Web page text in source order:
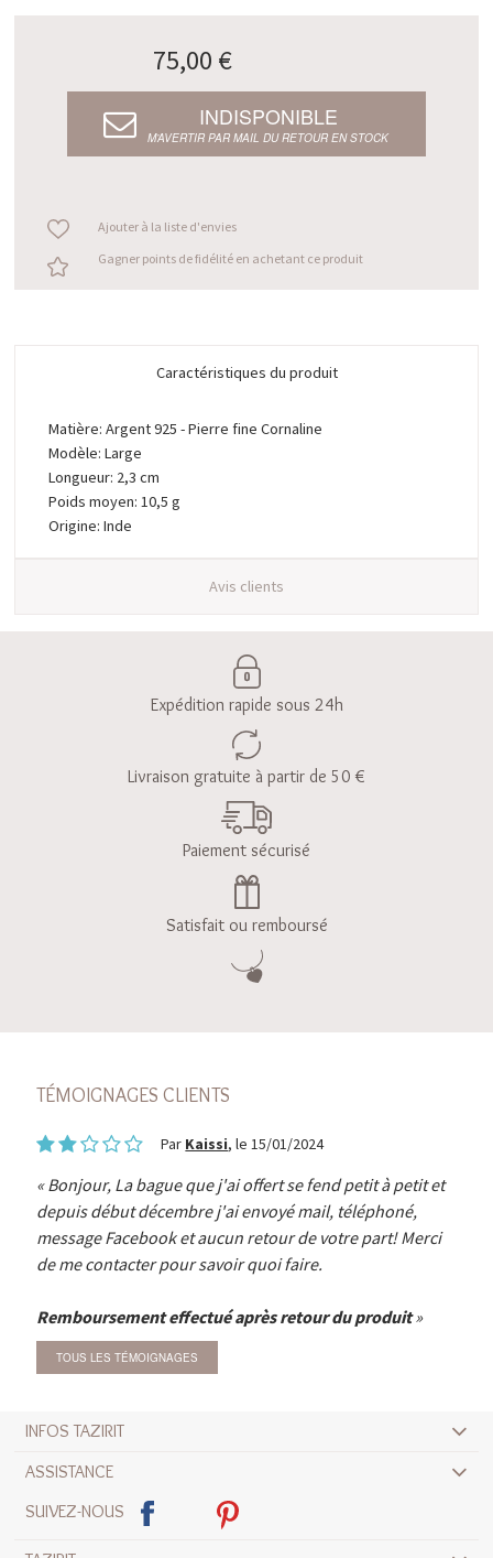
75,00 €
INDISPONIBLE
M’AVERTIR PAR MAIL DU RETOUR EN STOCK
Ajouter à la liste d'envies
Gagner points de fidélité en achetant ce produit
Caractéristiques du produit
Matière: Argent 925 - Pierre fine Cornaline
Modèle: Large
Longueur: 2,3 cm
Poids moyen: 10,5 g
Origine: Inde
Avis clients
Expédition rapide sous 24h
Livraison gratuite à partir de 50 €
Paiement sécurisé
Satisfait ou remboursé
TÉMOIGNAGES CLIENTS
Par Kaissi, le 15/01/2024
Bonjour, La bague que j'ai offert se fend petit à petit et
depuis début décembre j'ai envoyé mail, téléphoné,
message Facebook et aucun retour de votre part! Merci
de me contacter pour savoir quoi faire.
Remboursement effectué après retour du produit
TOUS LES TÉMOIGNAGES
INFOS TAZIRIT
ASSISTANCE
SUIVEZ-NOUS